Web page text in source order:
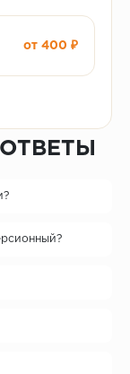
от 400 ₽